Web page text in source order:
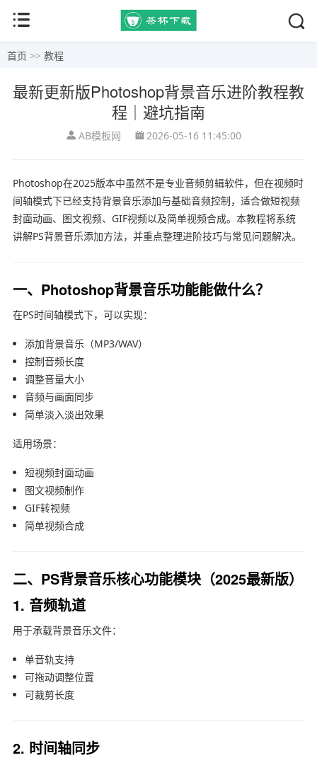
首页 >> 教程
最新更新版Photoshop背景音乐进阶教程教
程｜避坑指南
AB模板网 2026-05-16 11:45:00
Photoshop在2025版本中虽然不是专业音频剪辑软件，但在视频时
间轴模式下已经支持背景音乐添加与基础音频控制，适合做短视频
封面动画、图文视频、GIF视频以及简单视频合成。本教程将系统
讲解PS背景音乐添加方法，并重点整理进阶技巧与常见问题解决。
一、Photoshop背景音乐功能能做什么？
在PS时间轴模式下，可以实现：
添加背景音乐（MP3/WAV）
控制音频长度
调整音量大小
音频与画面同步
简单淡入淡出效果
适用场景：
短视频封面动画
图文视频制作
GIF转视频
简单视频合成
二、PS背景音乐核心功能模块（2025最新版）
1. 音频轨道
用于承载背景音乐文件：
单音轨支持
可拖动调整位置
可裁剪长度
2. 时间轴同步